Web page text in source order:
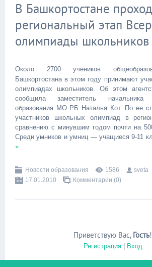
В Башкортостане
региональный этап
олимпиады школьников
Около 2700 учеников
Башкортостана в этом году принимают
олимпиадах школьников. Об этом
сообщила заместитель
образования МО РБ Наталья Кот. По ее
участников школьных олимпиад в
сравнению с минувшим годом почти на
Среди умников и умниц — учащиеся 9-11 кл
»
Новости образования 1586
sveta
17.01.2010
Комментарии (0)
Приветствую Вас, Гость!
Регистрация| Вход